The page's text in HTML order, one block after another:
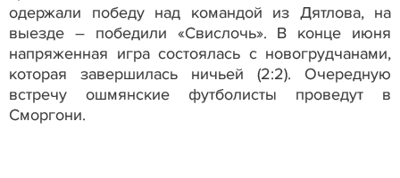
одержали победу над командой из Дятлова, на
выезде – победили «Свислочь». В конце июня
напряженная игра состоялась с новогрудчанами,
которая завершилась ничьей (2:2). Очередную
встречу ошмянские футболисты проведут в
Сморгони.